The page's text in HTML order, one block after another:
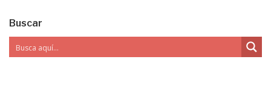
Buscar